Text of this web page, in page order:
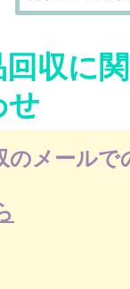
収に
せ
のメールで